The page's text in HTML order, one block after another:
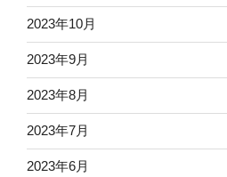
2023年10月
2023年9月
2023年8月
2023年7月
2023年6月